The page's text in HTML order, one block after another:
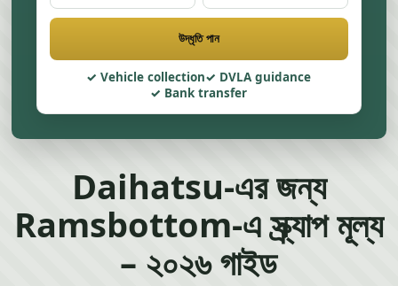
উদ্ধৃতি পান
Vehicle collection
DVLA guidance
Bank transfer
Daihatsu-এর জন্য
Ramsbottom-এ স্ক্র্যাপ মূল্য
– ২০২৬ গাইড